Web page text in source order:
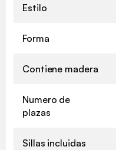
Estilo
Forma
Contiene madera
Numero de
plazas
Sillas incluidas